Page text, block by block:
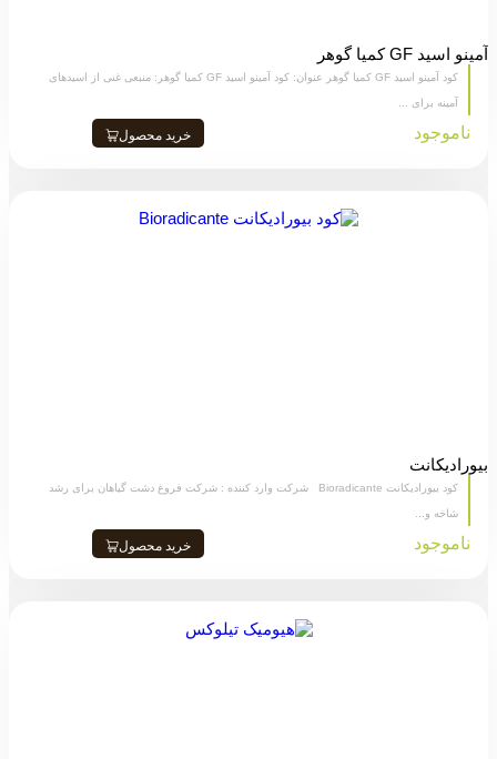
آمینو اسید GF کمیا گوهر
کود آمینو اسید GF کمیا گوهر عنوان: کود آمینو اسید GF کمیا گوهر: منبعی غنی از اسیدهای
آمینه برای ...
ناموجود خرید محصول
بیورادیکانت
کود بیورادیکانت Bioradicante شرکت وارد کننده : شرکت فروغ دشت گیاهان برای رشد
شاخه و...
ناموجود خرید محصول